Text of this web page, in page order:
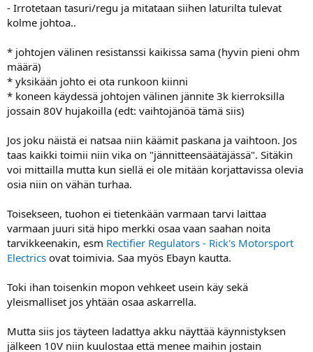
- Irrotetaan tasuri/regu ja mitataan siihen laturilta tulevat
kolme johtoa..
* johtojen välinen resistanssi kaikissa sama (hyvin pieni ohm
määrä)
* yksikään johto ei ota runkoon kiinni
* koneen käydessä johtojen välinen jännite 3k kierroksilla
jossain 80V hujakoilla (edt: vaihtojänöä tämä siis)
Jos joku näistä ei natsaa niin käämit paskana ja vaihtoon. Jos
taas kaikki toimii niin vika on "jännitteensäätäjässä". Sitäkin
voi mittailla mutta kun siellä ei ole mitään korjattavissa olevia
osia niin on vähän turhaa.
Toisekseen, tuohon ei tietenkään varmaan tarvi laittaa
varmaan juuri sitä hipo merkki osaa vaan saahan noita
tarvikkeenakin, esm Rectifier Regulators - Rick's Motorsport
Electrics ovat toimivia. Saa myös Ebayn kautta.
Toki ihan toisenkin mopon vehkeet usein käy sekä
yleismalliset jos yhtään osaa askarrella.
Mutta siis jos täyteen ladattya akku näyttää käynnistyksen
jälkeen 10V niin kuulostaa että menee maihin jostain